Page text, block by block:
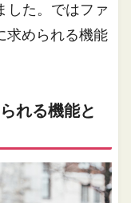
した。ではファ
求められる機能
れる機能と